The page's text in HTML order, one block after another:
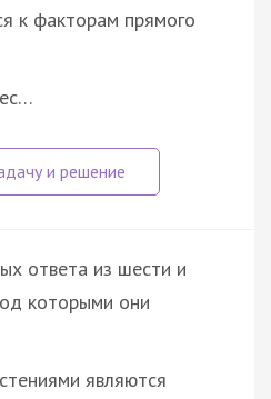
к факторам прямого
ответа из шести и
которыми они
являются